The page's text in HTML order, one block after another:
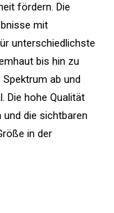
fördern. Die
mit
unterschiedlichste
bis hin zu
ab und
Die hohe Qualität
die sichtbaren
in der